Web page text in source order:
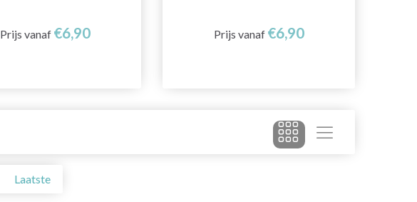
Prijs vanaf €6,90 Prijs vanaf €6,90
Laatste